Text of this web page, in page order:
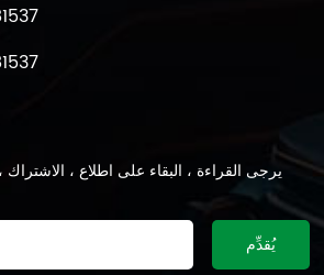
يرجى القراءة ، البقاء على اطلاع ،